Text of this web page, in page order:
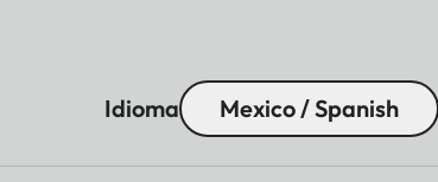
Idioma Mexico / Spanish